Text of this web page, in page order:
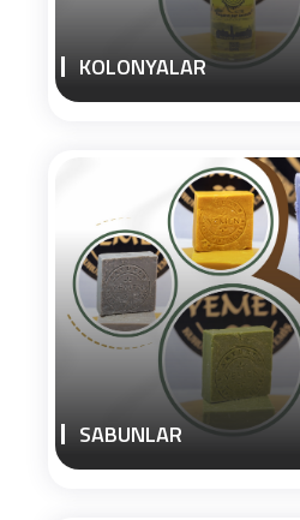
KOLONYALAR
SABUNLAR